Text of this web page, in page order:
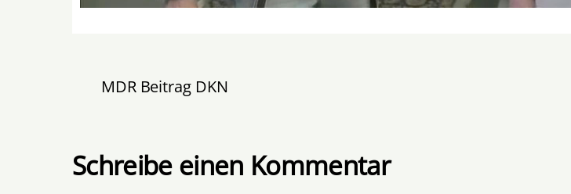
MDR Beitrag DKN
Schreibe einen Kommentar